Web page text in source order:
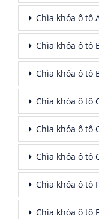
Chìa khóa ô tô
Chìa khóa ô tô
Chìa khóa ô tô
Chìa khóa ô tô
Chìa khóa ô tô
Chìa khóa ô tô
Chìa khóa ô tô
Chìa khóa ô tô